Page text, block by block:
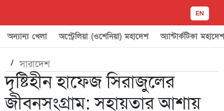
EN
অন্যান্য খেলা অস্ট্রেলিয়া (ওশেনিয়া) মহাদেশ অ্যান্টার্কটিকা মহাদেশ
/সারাদেশ
দৃষ্টিহীন হাফেজ সিরাজুলের
জীবনসংগ্রাম: সহায়তার আশায়